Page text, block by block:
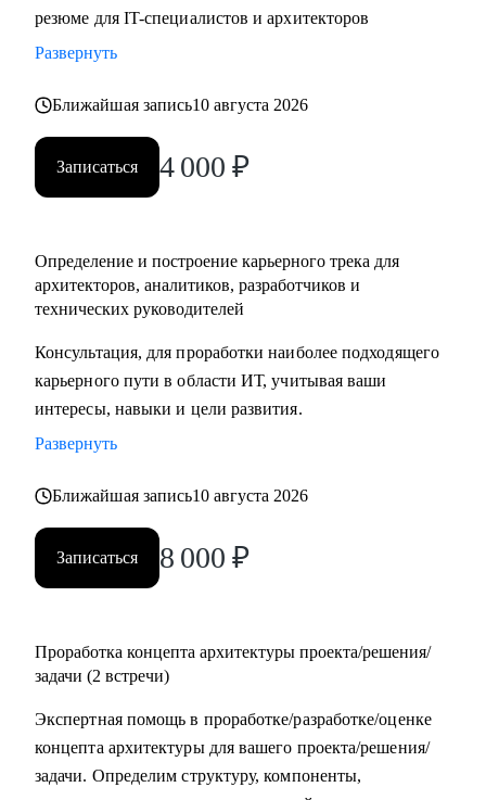
резюме для IT-специалистов и архитекторов
Развернуть
Ближайшая запись10 августа 2026
Записаться 4 000 ₽
Определение и построение карьерного трека для
архитекторов, аналитиков, разработчиков и
технических руководителей
Консультация, для проработки наиболее подходящего
карьерного пути в области ИТ, учитывая ваши
интересы, навыки и цели развития.
Развернуть
Ближайшая запись10 августа 2026
Записаться 8 000 ₽
Проработка концепта архитектуры проекта/решения/
задачи (2 встречи)
Экспертная помощь в проработке/разработке/оценке
концепта архитектуры для вашего проекта/решения/
задачи. Определим структуру, компоненты,